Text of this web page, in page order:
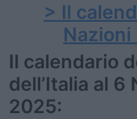
> Il
Il calendario
dell’Italia al 6
2025: